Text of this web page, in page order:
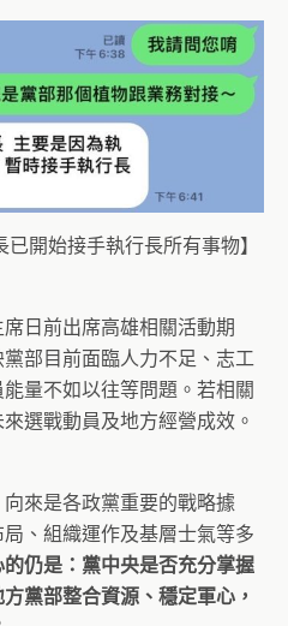
已開始接手執行長所有事物】
日前出席高雄相關活動期
部目前面臨人力不足、志工
量不如以往等問題。若相關
選戰動員及地方經營成效。
來是各政黨重要的戰略據
、組織運作及基層士氣等多
仍是：黨中央是否充分掌握
黨部整合資源、穩定軍心，